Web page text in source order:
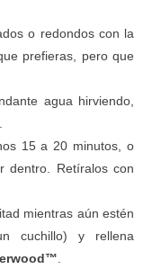
o redondos con la
prefieras, pero que
agua hirviendo,
15 a 20 minutos, o
dentro. Retíralos con
mientras aún estén
cuchillo) y rellena
.